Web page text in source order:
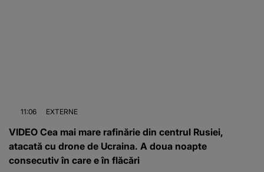
11:06 EXTERNE
VIDEO Cea mai mare rafinărie din centrul Rusiei,
atacată cu drone de Ucraina. A doua noapte
consecutiv în care e în flăcări